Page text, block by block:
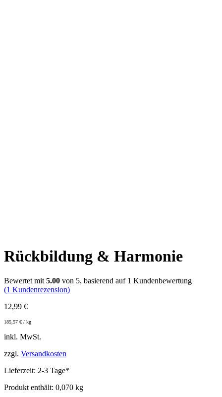
Rückbildung & Harmonie
Bewertet mit 5.00 von 5, basierend auf 1 Kundenbewertung
(1 Kundenrezension)
12,99 €
185,57 € / kg
inkl. MwSt.
zzgl. Versandkosten
Lieferzeit: 2-3 Tage*
Produkt enthält: 0,070 kg